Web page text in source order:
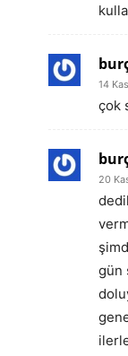
14
çok
20
gün